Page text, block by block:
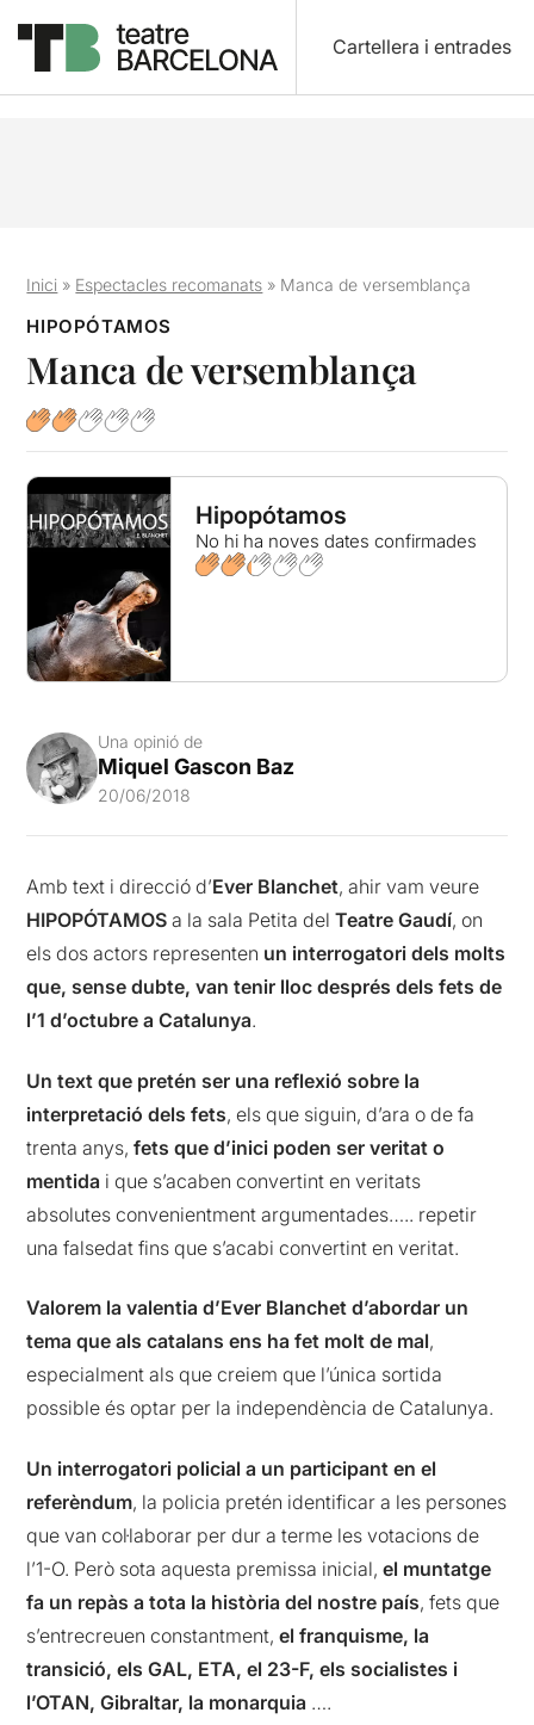
Cartellera i entrades
Inici » Espectacles recomanats » Manca de versemblança
HIPOPÓTAMOS
Manca de versemblança
Hipopótamos
No hi ha noves dates confirmades
Una opinió de
Miquel Gascon Baz
20/06/2018
Amb text i direcció d’Ever Blanchet, ahir vam veure
HIPOPÓTAMOS a la sala Petita delTeatre Gaudí, on
els dos actors representen un interrogatori dels molts
que, sense dubte, van tenir lloc després dels fets de
l’1 d’octubre a Catalunya.
Un text que pretén ser una reflexió sobre la
interpretació dels fets, els que siguin, d’ara o de fa
trenta anys,fets que d’inici poden ser veritat o
mentida i que s’acaben convertint en veritats
absolutes convenientment argumentades….. repetir
una falsedat fins que s’acabi convertint en veritat.
Valorem la valentia d’Ever Blanchet d’abordar un
tema que als catalans ens ha fet molt de mal,
especialment als que creiem que l’única sortida
possible és optar per la independència de Catalunya.
Un interrogatori policial a un participant en el
referèndum, la policia pretén identificar a les persones
que van col·laborar per dur a terme les votacions de
l’1-O. Però sota aquesta premissa inicial,el muntatge
fa un repàs a tota la història del nostre país, fets que
s’entrecreuen constantment,el franquisme, la
transició, els GAL, ETA, el 23-F, els socialistes i
l’OTAN, Gibraltar, la monarquia ….